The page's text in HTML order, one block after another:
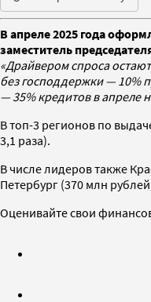
В апреле 2025 года
заместитель
«Драйвером спроса
без господдержки — 10%
— 35% кредитов в апреле
В топ-3 регионов по
3,1 раза).
В числе лидеров также
Петербург (370 млн
Оценивайте свои